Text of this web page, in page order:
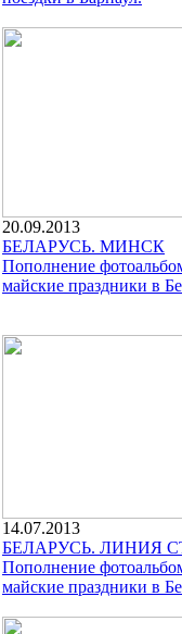
20.09.2013
БЕЛАРУСЬ. МИНСК
Пополнение
майские праздники в
14.07.2013
БЕЛАРУСЬ. ЛИНИЯ
Пополнение
майские праздники в